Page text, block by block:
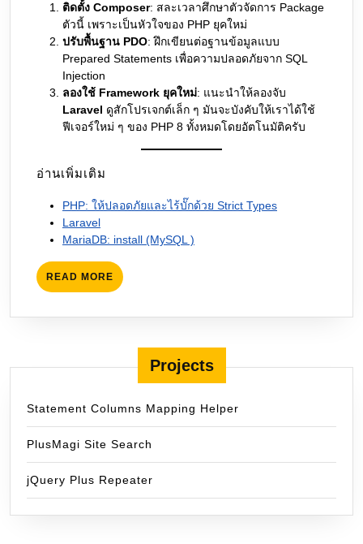
ติดตั้ง Composer: สละเวลาศึกษาตัวจัดการ Package
ตัวนี้ เพราะเป็นหัวใจของ PHP ยุคใหม่
ปรับพื้นฐาน PDO: ฝึกเขียนต่อฐานข้อมูลแบบ
Prepared Statements เพื่อความปลอดภัยจาก SQL
Injection
ลองใช้ Framework ยุคใหม่: แนะนำให้ลองจับ
Laravel ดูสักโปรเจกต์เล็ก ๆ มันจะบังคับให้เราได้ใช้
ฟีเจอร์ใหม่ ๆ ของ PHP 8 ทั้งหมดโดยอัตโนมัติครับ
อ่านเพิ่มเติม
PHP: ให้ปลอดภัยและไร้บั๊กด้วย Strict Types
Laravel
MariaDB: install (MySQL )
READ MORE READ
MORE
Projects
Statement Columns Mapping Helper
PlusMagi Site Search
jQuery Plus Repeater